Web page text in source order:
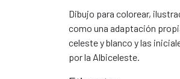
Dibujo para colorear,
como una adaptación
celeste y blanco y las
por la Albiceleste.